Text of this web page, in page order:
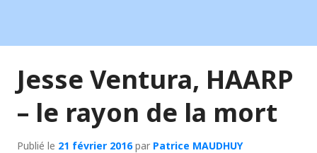
Jesse Ventura, HAARP
– le rayon de la mort
Publié le 21 février 2016par Patrice MAUDHUY